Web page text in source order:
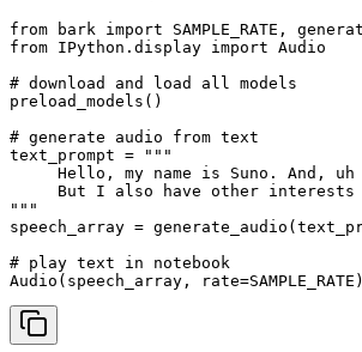
from bark import SAMPLE_RATE,
from IPython.display import Audio
# download and load all models
preload_models()
# generate audio from text
text_prompt = """
Hello, my name is Suno. And,
But I also have other
"""
speech_array =
# play text in notebook
Audio(speech_array, rate=SAMPLE_RATE)